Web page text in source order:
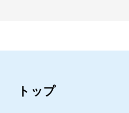
トップ